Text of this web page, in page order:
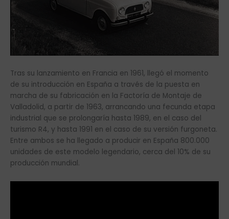
Tras su lanzamiento en Francia en 1961, llegó el momento
de su introducción en España a través de la puesta en
marcha de su fabricación en la Factoría de Montaje de
Valladolid, a partir de 1963, arrancando una fecunda etapa
industrial que se prolongaría hasta 1989, en el caso del
turismo R4, y hasta 1991 en el caso de su versión furgoneta.
Entre ambos se ha llegado a producir en España 800.000
unidades de este modelo legendario, cerca del 10% de su
producción mundial.